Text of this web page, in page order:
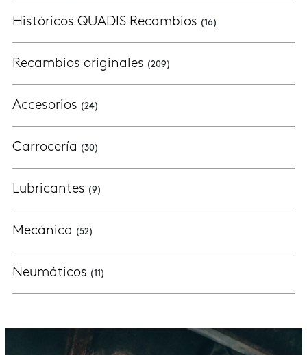
Históricos QUADIS Recambios (16)
Recambios originales (209)
Accesorios (24)
Carrocería (30)
Lubricantes (9)
Mecánica (52)
Neumáticos (11)